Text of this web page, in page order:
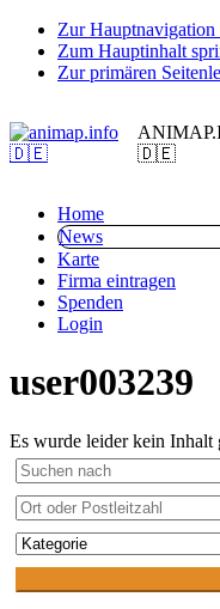
Zur Hauptnavigation
Zum Hauptinhalt
Zur primären
🇩🇪
Home
News
Karte
Firma eintragen
Spenden
Login
user003239
Es wurde leider kein Inhalt